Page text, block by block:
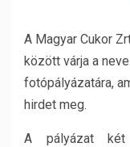
A Magyar Cukor
között várja a
fotópályázatára,
hirdet meg.
A pályázat két